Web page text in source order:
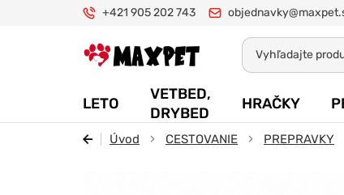
+421 905 202 743
LETO
VETBED,
DRYBED
HRAČKY
Úvod CESTOVANIE PREPRAVKY